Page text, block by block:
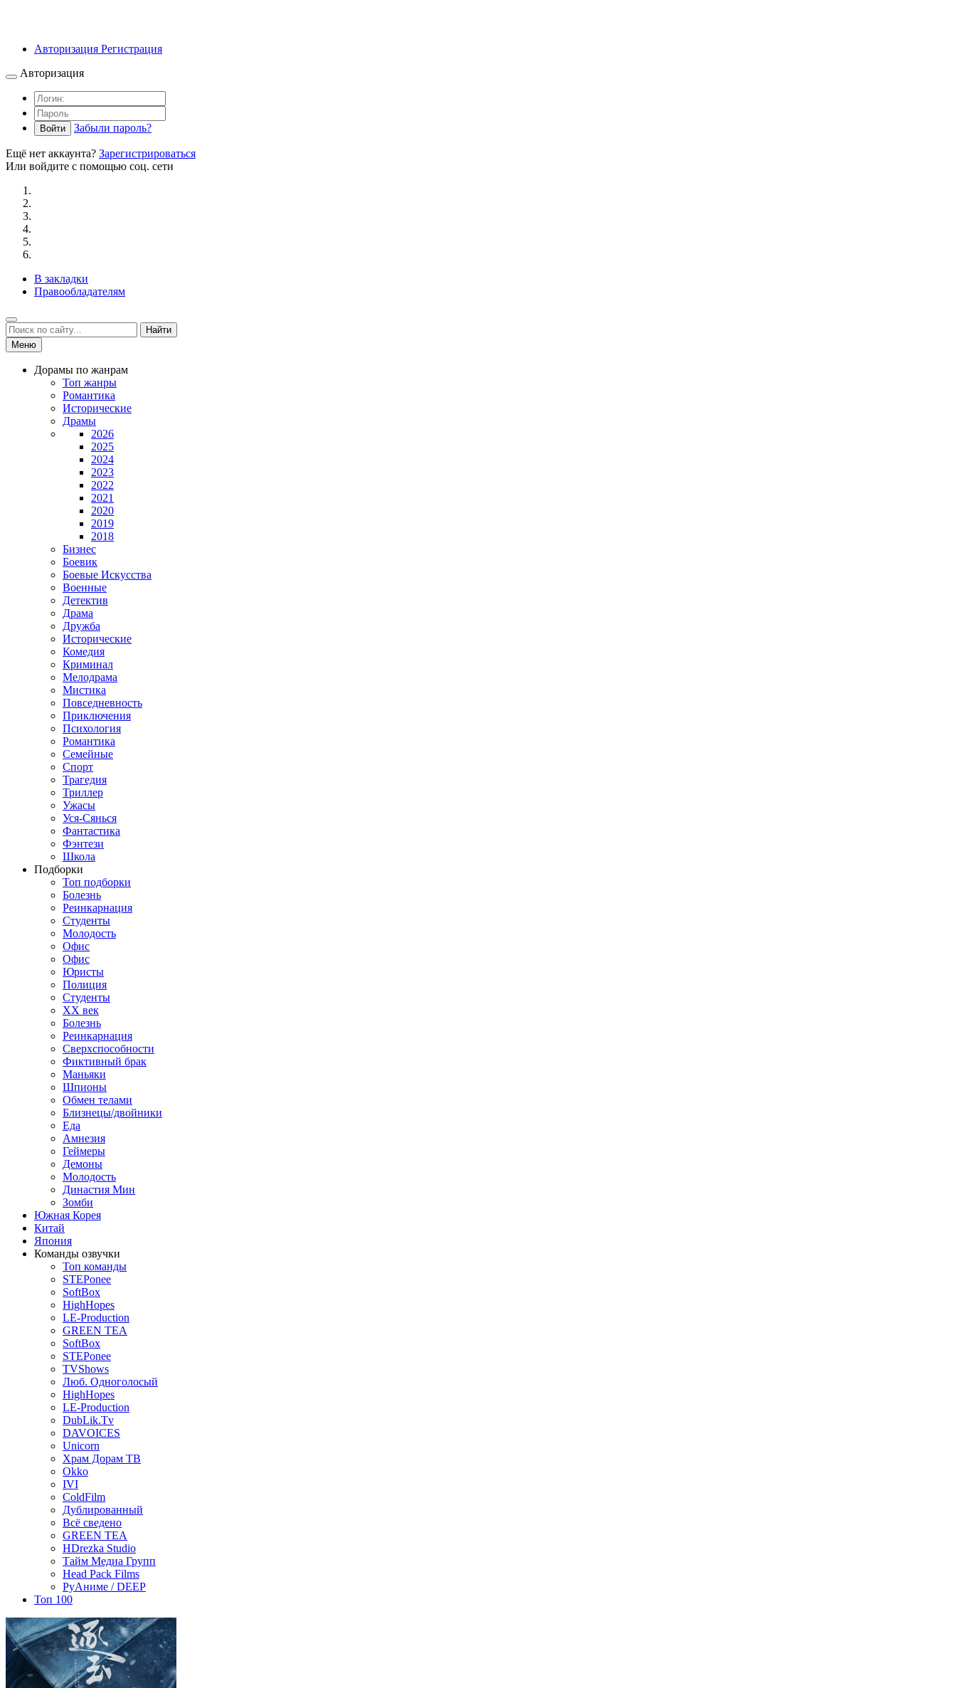
Авторизация Регистрация
Авторизация
Войти Забыли пароль?
Ещё нет аккаунта? Зарегистрироваться
Или войдите с помощью соц. сети
В закладки
Правообладателям
Найти
Меню
Дорамы по жанрам
Топ жанры
Романтика
Исторические
Драмы
2026
2025
2024
2023
2022
2021
2020
2019
2018
Бизнес
Боевик
Боевые Искусства
Военные
Детектив
Драма
Дружба
Исторические
Комедия
Криминал
Мелодрама
Мистика
Повседневность
Приключения
Психология
Романтика
Семейные
Спорт
Трагедия
Триллер
Ужасы
Уся-Сянься
Фантастика
Фэнтези
Школа
Подборки
Топ подборки
Болезнь
Реинкарнация
Студенты
Молодость
Офис
Офис
Юристы
Полиция
Студенты
ХХ век
Болезнь
Реинкарнация
Сверхспособности
Фиктивный брак
Маньяки
Шпионы
Обмен телами
Близнецы/двойники
Еда
Амнезия
Геймеры
Демоны
Молодость
Династия Мин
Зомби
Южная Корея
Китай
Япония
Команды озвучки
Топ команды
STEPonee
SoftBox
HighHopes
LE-Production
GREEN TEA
SoftBox
STEPonee
TVShows
Люб. Одноголосый
HighHopes
LE-Production
DubLik.Tv
DAVOICES
Unicorn
Храм Дорам ТВ
Okko
IVI
ColdFilm
Дублированный
Всё сведено
GREEN TEA
HDrezka Studio
Тайм Медиа Групп
Head Pack Films
РуАниме / DEEP
Топ 100